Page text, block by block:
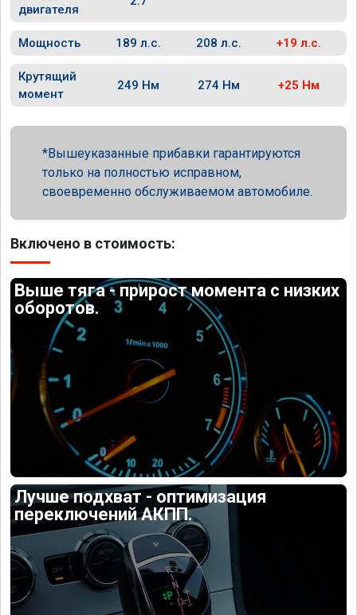
двигателя
Мощность 189 л.с. 208 л.с. +19 л.с.
Крутящий
момент
249 Нм 274 Нм +25 Нм
Вышеуказанные прибавки гарантируются
только на полностью исправном,
своевременно обслуживаемом автомобиле.
Включено в стоимость:
Выше тяга - прирост момента с низких
оборотов.
Лучше подхват - оптимизация
переключений АКПП.